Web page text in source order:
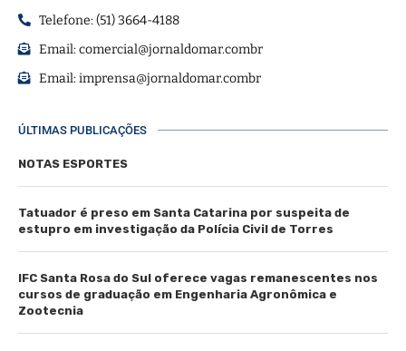
Telefone: (51) 3664-4188
Email:comercial@jornaldomar.combr
Email:imprensa@jornaldomar.combr
ÚLTIMAS PUBLICAÇÕES
NOTAS ESPORTES
Tatuador é preso em Santa Catarina por suspeita de
estupro em investigação da Polícia Civil de Torres
IFC Santa Rosa do Sul oferece vagas remanescentes nos
cursos de graduação em Engenharia Agronômica e
Zootecnia